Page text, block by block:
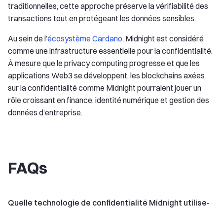
traditionnelles, cette approche préserve la vérifiabilité des
transactions tout en protégeant les données sensibles.
Au sein de l’écosystème Cardano, Midnight est considéré
comme une infrastructure essentielle pour la confidentialité.
À mesure que le privacy computing progresse et que les
applications Web3 se développent, les blockchains axées
sur la confidentialité comme Midnight pourraient jouer un
rôle croissant en finance, identité numérique et gestion des
données d’entreprise.
FAQs
Quelle technologie de confidentialité Midnight utilise-